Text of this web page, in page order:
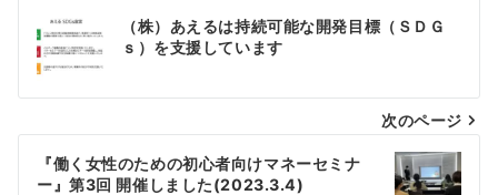
稿
ビ
（株）あえるは持続可能な開発目標（ＳＤＧ
ｓ）を支援しています
次のページ
『働く女性のための初心者向けマネーセミナ
ー』第3回 開催しました(2023.3.4)